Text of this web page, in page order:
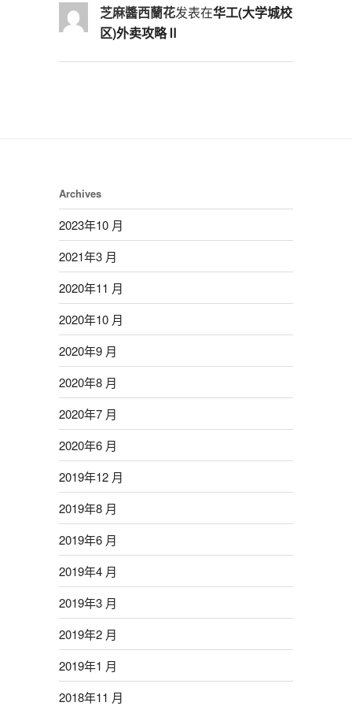
芝麻醬西蘭花发表在华工(大学城校
区)外卖攻略Ⅱ
Archives
2023年10 月
2021年3 月
2020年11 月
2020年10 月
2020年9 月
2020年8 月
2020年7 月
2020年6 月
2019年12 月
2019年8 月
2019年6 月
2019年4 月
2019年3 月
2019年2 月
2019年1 月
2018年11 月